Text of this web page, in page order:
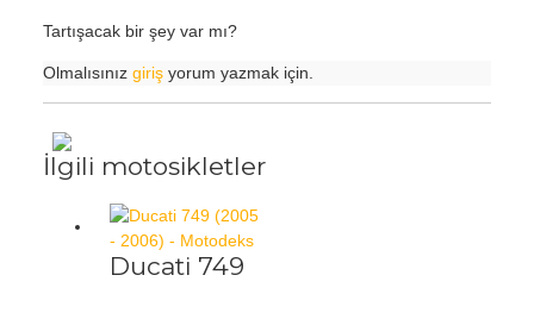
Tartışacak bir şey var mı?
Olmalısınız girişyorum yazmak için.
İlgili motosikletler
Ducati 749